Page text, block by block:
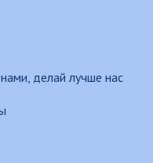
делай лучше нас